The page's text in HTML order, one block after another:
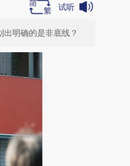
试听
明确的是非底线？